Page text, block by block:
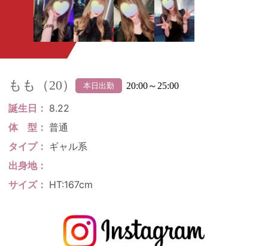
もも（20） 本日出勤 20:00～25:00
誕生日
8.22
体
型
普通
タイプ
ギャル系
出身地
サイズ
HT:167cm